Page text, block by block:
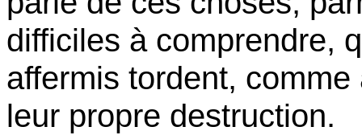
difficiles à comprendre,
affermis tordent,
leur propre destruction.